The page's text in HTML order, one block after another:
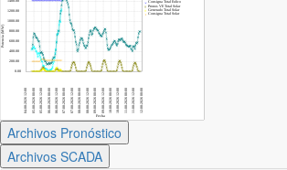
Archivos Pronóstico
Archivos SCADA